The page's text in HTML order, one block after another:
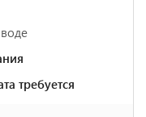
требуется